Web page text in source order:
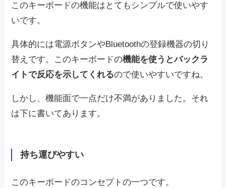
このキーボードの機能はとてもシンプルで使いやす
いです。
具体的には電源ボタンやBluetoothの登録機器の切り
替えです。このキーボードの機能を使うとバックラ
イトで反応を示してくれるので使いやすいですね。
しかし、機能面で一点だけ不満がありました。それ
は下に書いてあります。
持ち運びやすい
このキーボードのコンセプトの一つです。